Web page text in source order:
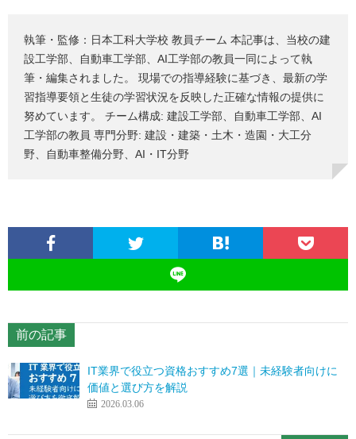
執筆・監修：日本工科大学校 教員チーム 本記事は、当校の建
設工学部、自動車工学部、AI工学部の教員一同によって執
筆・編集されました。 現場での指導経験に基づき、最新の学
習指導要領と生徒の学習状況を反映した正確な情報の提供に
努めています。 チーム構成: 建設工学部、自動車工学部、AI
工学部の教員 専門分野: 建設・建築・土木・造園・大工分
野、自動車整備分野、AI・IT分野
前の記事
IT業界で役立つ資格おすすめ7選｜未経験者向けに
価値と選び方を解説
2026.03.06